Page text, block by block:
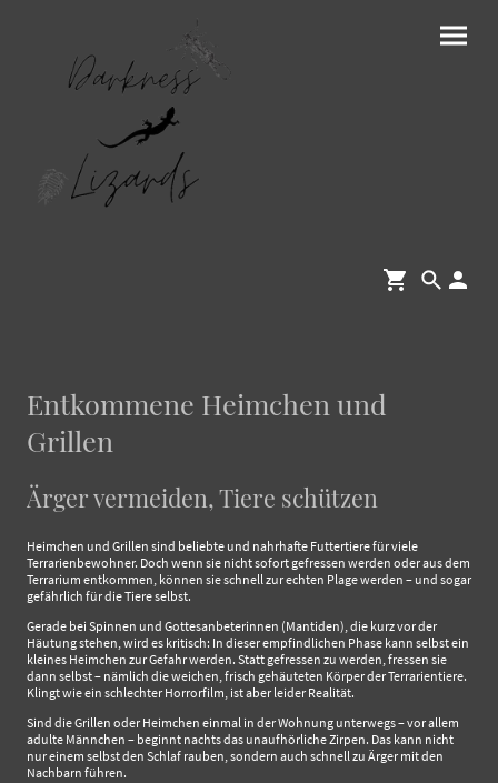
Entkommene Heimchen und
Grillen
Ärger vermeiden, Tiere schützen
Heimchen und Grillen sind beliebte und nahrhafte Futtertiere für viele
Terrarienbewohner. Doch wenn sie nicht sofort gefressen werden oder aus dem
Terrarium entkommen, können sie schnell zur echten Plage werden – und sogar
gefährlich für die Tiere selbst.
Gerade bei Spinnen und Gottesanbeterinnen (Mantiden), die kurz vor der
Häutung stehen, wird es kritisch: In dieser empfindlichen Phase kann selbst ein
kleines Heimchen zur Gefahr werden. Statt gefressen zu werden, fressen sie
dann selbst – nämlich die weichen, frisch gehäuteten Körper der Terrarientiere.
Klingt wie ein schlechter Horrorfilm, ist aber leider Realität.
Sind die Grillen oder Heimchen einmal in der Wohnung unterwegs – vor allem
adulte Männchen – beginnt nachts das unaufhörliche Zirpen. Das kann nicht
nur einem selbst den Schlaf rauben, sondern auch schnell zu Ärger mit den
Nachbarn führen.